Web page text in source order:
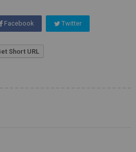
Facebook Twitter
Short URL